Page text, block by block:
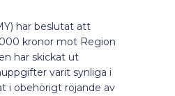
har beslutat att
kronor mot Region
har skickat ut
varit synliga i
i obehörigt röjande av